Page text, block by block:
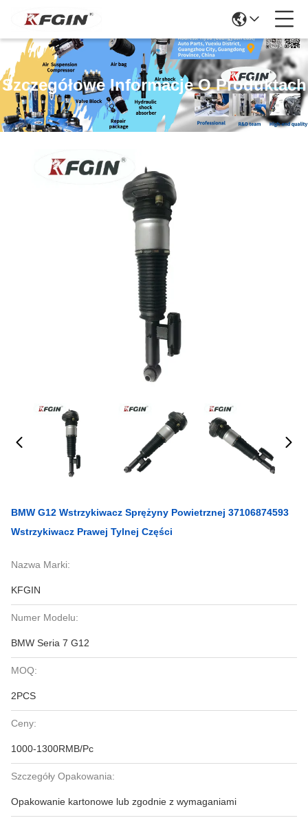
Szczegółowe Informacje O Produktach
BMW G12 Wstrzykiwacz Sprężyny Powietrznej 37106874593
Wstrzykiwacz Prawej Tylnej Części
Nazwa Marki:
KFGIN
Numer Modelu:
BMW Seria 7 G12
MOQ:
2PCS
Ceny:
1000-1300RMB/Pc
Szczegóły Opakowania:
Opakowanie kartonowe lub zgodnie z wymaganiami